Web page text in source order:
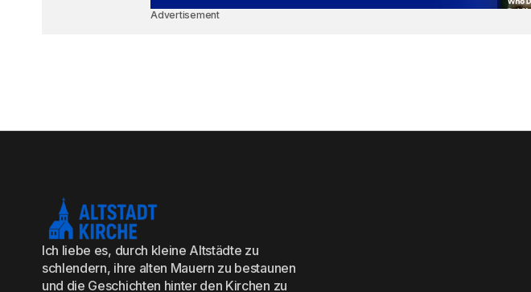
Advertisement
Ich liebe es, durch kleine Altstädte zu
schlendern, ihre alten Mauern zu bestaunen
und die Geschichten hinter den Kirchen zu